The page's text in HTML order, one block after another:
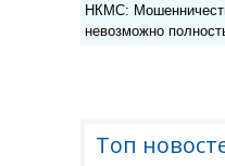
НКМС:
невозможно
Топ